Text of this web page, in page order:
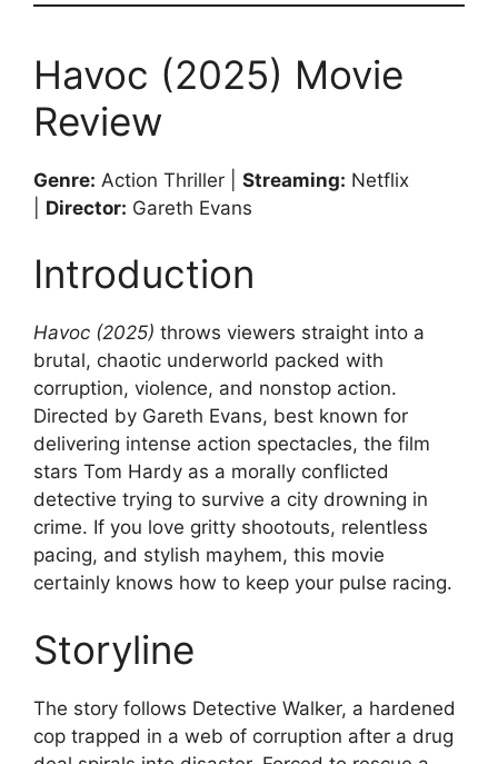
Havoc (2025) Movie
Review
Genre: Action Thriller | Streaming: Netflix
Director: Gareth Evans
Introduction
Havoc (2025) throws viewers straight into a
brutal, chaotic underworld packed with
corruption, violence, and nonstop action.
Directed by Gareth Evans, best known for
delivering intense action spectacles, the film
stars Tom Hardy as a morally conflicted
detective trying to survive a city drowning in
crime. If you love gritty shootouts, relentless
pacing, and stylish mayhem, this movie
certainly knows how to keep your pulse racing.
Storyline
The story follows Detective Walker, a hardened
cop trapped in a web of corruption after a drug